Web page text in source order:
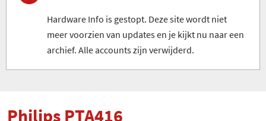
Hardware Info is gestopt. Deze site wordt niet
meer voorzien van updates en je kijkt nu naar een
archief. Alle accounts zijn verwijderd.
Philips PTA416